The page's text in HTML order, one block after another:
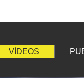
VÍDEOS